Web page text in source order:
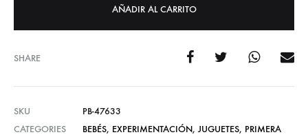
AÑADIR AL CARRITO
SHARE
SKU
PB-47633
CATEGORIES
BEBÉS, EXPERIMENTACIÓN, JUGUETES, PRIMERA